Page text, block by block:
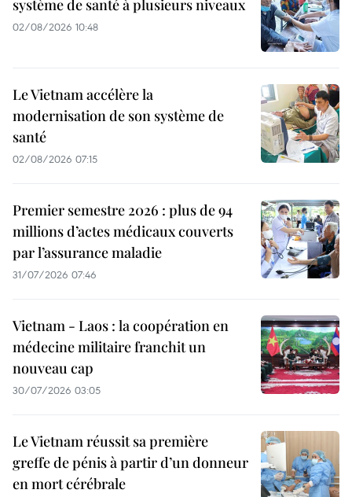
système de santé à plusieurs niveaux
02/08/2026 10:48
Le Vietnam accélère la
modernisation de son système de
santé
02/08/2026 07:15
Premier semestre 2026 : plus de 94
millions d’actes médicaux couverts
par l’assurance maladie
31/07/2026 07:46
Vietnam - Laos : la coopération en
médecine militaire franchit un
nouveau cap
30/07/2026 03:05
Le Vietnam réussit sa première
greffe de pénis à partir d’un donneur
en mort cérébrale